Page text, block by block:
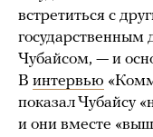
встретиться с
Чубайсом, — и
В интервью
показал Чубайсу
и они вместе